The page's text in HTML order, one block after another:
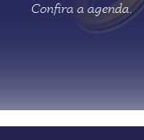
Confira a agenda.